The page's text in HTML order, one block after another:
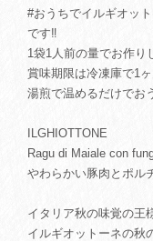
#おうちでイルギオッ
です‼︎
1袋1人前の量でお作り
賞味期限は冷凍庫で1ヶ
湯煎で温めるだけでお
ILGHIOTTONE
Ragu di Maiale con
やわらかい豚肉とポル
イタリア秋の味覚の王
イルギオットーネの秋